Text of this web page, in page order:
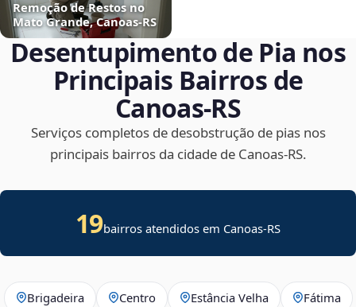
Remoção de Restos no
Mato Grande, Canoas‑RS
Desentupimento de Pia nos
Principais Bairros de
Canoas‑RS
Serviços completos de desobstrução de pias nos
principais bairros da cidade de Canoas‑RS.
19bairros atendidos em Canoas-RS
Brigadeira Centro Estância Velha Fátima